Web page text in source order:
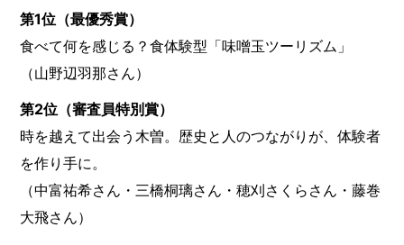
第1位（最優秀賞）
食べて何を感じる？食体験型「味噌玉ツーリズム」
（山野辺羽那さん）
第2位（審査員特別賞）
時を越えて出会う木曽。歴史と人のつながりが、体験者
を作り手に。
（中富祐希さん・三橋桐璃さん・穂刈さくらさん・藤巻
大飛さん）